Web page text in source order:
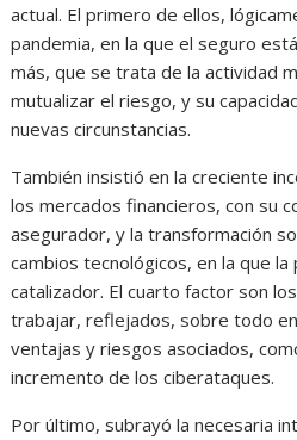
actual. El primero de ellos,
pandemia, en la que el seguro
más, que se trata de la actividad
mutualizar el riesgo, y su
nuevas circunstancias.
También insistió en la creciente
los mercados financieros, con su
asegurador, y la transformación
cambios tecnológicos, en la que
catalizador. El cuarto factor son
trabajar, reflejados, sobre todo
ventajas y riesgos asociados,
incremento de los ciberataques.
Por último, subrayó la necesaria